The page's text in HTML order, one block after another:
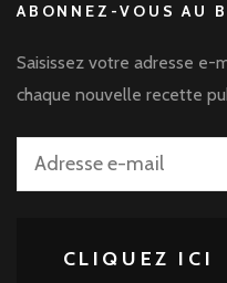
ABONNEZ-VOUS AU
Saisissez votre adresse
chaque nouvelle recette
Adresse
CLIQUEZ ICI